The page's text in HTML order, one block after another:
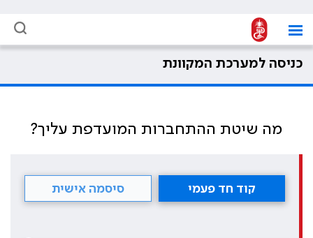
כניסה למערכת המקוונת
מה שיטת ההתחברות המועדפת עליך?
קוד חד פעמי סיסמה אישית